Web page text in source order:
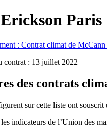
Paris
: Contrat climat de
contrat : 13 juillet 2022
des contrats
sur cette liste ont souscrit
indicateurs de l’Union des